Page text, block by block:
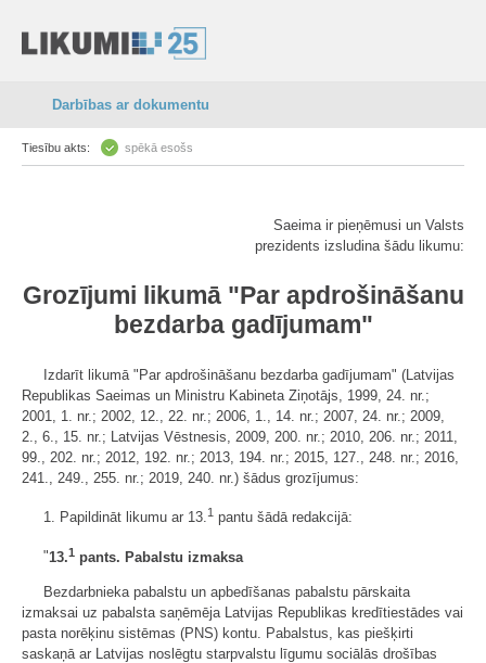
Darbības ar dokumentu
Tiesību akts: spēkā esošs
Saeima ir pieņēmusi un Valsts
prezidents izsludina šādu likumu:
Grozījumi likumā "Par apdrošināšanu
bezdarba gadījumam"
Izdarīt likumā "Par apdrošināšanu bezdarba gadījumam" (Latvijas
Republikas Saeimas un Ministru Kabineta Ziņotājs, 1999, 24. nr.;
2001, 1. nr.; 2002, 12., 22. nr.; 2006, 1., 14. nr.; 2007, 24. nr.; 2009,
2., 6., 15. nr.; Latvijas Vēstnesis, 2009, 200. nr.; 2010, 206. nr.; 2011,
99., 202. nr.; 2012, 192. nr.; 2013, 194. nr.; 2015, 127., 248. nr.; 2016,
241., 249., 255. nr.; 2019, 240. nr.) šādus grozījumus:
1. Papildināt likumu ar 13.1 pantu šādā redakcijā:
"13.1 pants. Pabalstu izmaksa
Bezdarbnieka pabalstu un apbedīšanas pabalstu pārskaita
izmaksai uz pabalsta saņēmēja Latvijas Republikas kredītiestādes vai
pasta norēķinu sistēmas (PNS) kontu. Pabalstus, kas piešķirti
saskaņā ar Latvijas noslēgtu starpvalstu līgumu sociālās drošības